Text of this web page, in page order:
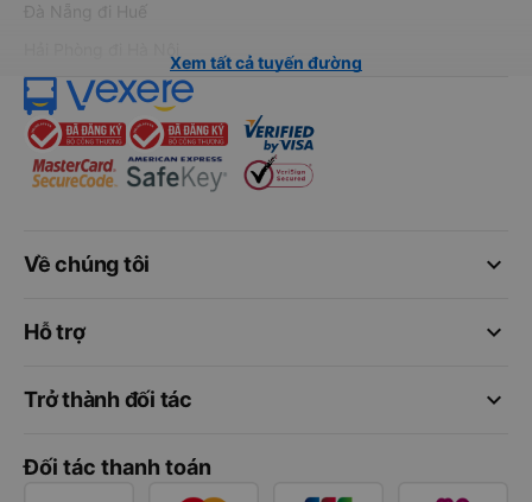
Đà Nẵng đi Huế
Xem tất cả tuyến đường
keyboard_arrow_down
Về chúng tôi
keyboard_arrow_down
Hỗ trợ
keyboard_arrow_down
Trở thành đối tác
Đối tác thanh toán